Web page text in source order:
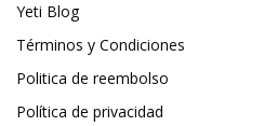
Yeti Blog
Términos y Condiciones
Politica de reembolso
Política de privacidad